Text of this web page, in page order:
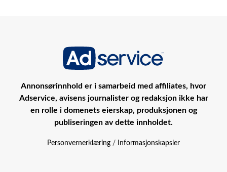
Annonsørinnhold er i samarbeid med affiliates, hvor
Adservice, avisens journalister og redaksjon ikke har
en rolle i domenets eierskap, produksjonen og
publiseringen av dette innholdet.
Personvernerklæring / Informasjonskapsler